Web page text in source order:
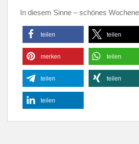
In diesem Sinne – schönes
teilen teilen
merken teilen
teilen teilen
teilen